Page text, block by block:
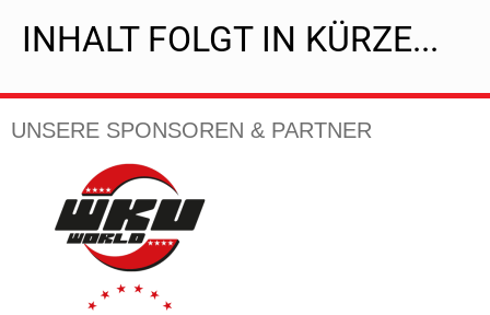
INHALT FOLGT IN KÜRZE...
UNSERE SPONSOREN & PARTNER